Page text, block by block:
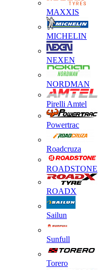
MAXXIS
MICHELIN
NEXEN
NORDMAN
Pirelli Amtel
Powertrac
Roadcruza
ROADSTONE
ROADX
Sailun
Sunfull
Torero